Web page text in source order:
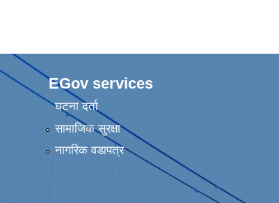
EGov services
घटना दर्ता
सामाजिक सुरक्षा
नागरिक वडापत्र